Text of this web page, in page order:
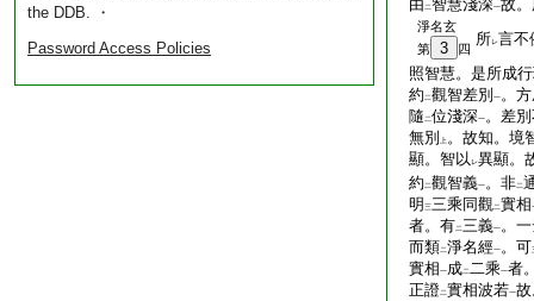
the DDB. ・
Password Access Policies
由 二智慧淺深一故
淨名玄
第
3 四
所レ言不
照智慧。是所成
約 二觀智差別 一。
隨 二位淺深一。差
無別
上 。故知。境
顯。智以 レ異顯。
約 二觀智義一。非二
明 三三乘同觀二實相
者。有二三義一。
而類二淨名經一。可
實相一成二二乘一者
正證二實相波若一